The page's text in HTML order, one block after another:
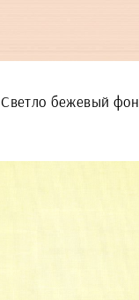
Светло бежевый фон